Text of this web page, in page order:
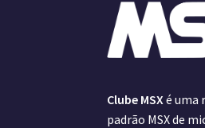
Clube MSX é uma
padrão MSX de